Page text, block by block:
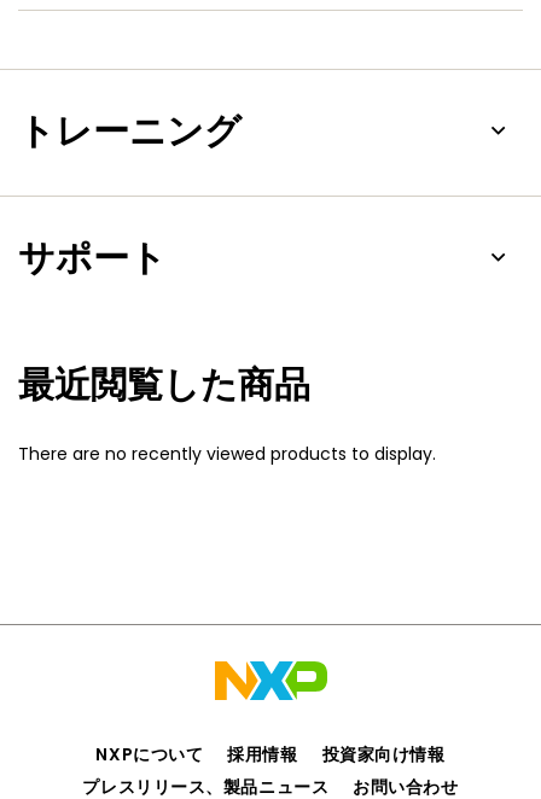
トレーニング
サポート
最近閲覧した商品
There are no recently viewed products to display.
NXPについて 採用情報
投資家向け情報
プレスリリース、製品ニュース
お問い合わせ